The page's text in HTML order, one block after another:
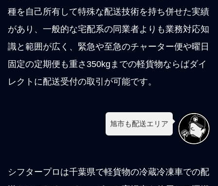
種を自己所有して特殊な配送技術を持ち併せた実績
があり、一般的な宅配系の同業者よりも業務対応知
識と範囲が広く、緊急や至急のチャーター便や曜日
固定の定期便も重さ350kgまでの軽貨物ならばダイ
レクトに配送受付の取引が可能です。
旭市も配送エリア
シフタープロは千葉県で軽貨物の冷蔵冷凍車での配